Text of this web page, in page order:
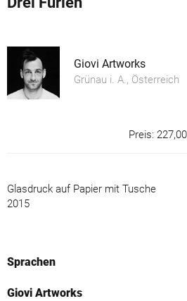
Giovi Artworks
Grünau i. A., Österreich
Preis:
Glasdruck auf Papier mit Tusche
2015
Sprachen
Giovi Artworks